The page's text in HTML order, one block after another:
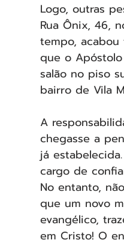
Logo, outras
Rua Ônix, 46,
tempo,
que o
salão no piso
bairro de Vila
A
chegasse a
já
cargo de
No entanto,
que um novo
evangélico,
em Cristo! O